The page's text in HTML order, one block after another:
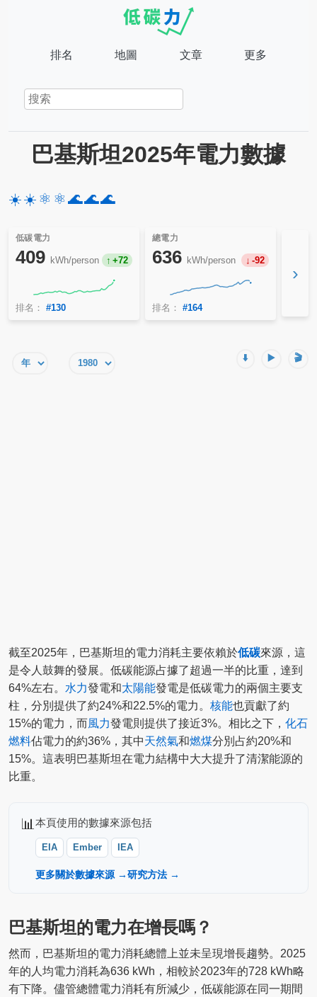
排名 地圖 文章 更多
巴基斯坦2025年電力數據
☀️☀️ ⚛️ ⚛️🌊🌊🌊
低碳電力
409 kWh/person +72
排名： #130
總電力
636 kWh/person -92
排名： #164
›
⬇️ ▶️ 🎬
截至2025年，巴基斯坦的電力消耗主要依賴於低碳來源，這
是令人鼓舞的發展。低碳能源占據了超過一半的比重，達到
64%左右。 水力發電和太陽能發電是低碳電力的兩個主要支
柱，分別提供了約24%和22.5%的電力。 核能也貢獻了約
15%的電力，而風力發電則提供了接近3%。相比之下， 化石
燃料佔電力的約36%，其中天然氣和燃煤分別占約20%和
15%。這表明巴基斯坦在電力結構中大大提升了清潔能源的
比重。
📊 本頁使用的數據來源包括
EIA Ember IEA
更多關於數據來源 →研究方法 →
巴基斯坦的電力在增長嗎？
然而，巴基斯坦的電力消耗總體上並未呈現增長趨勢。2025
年的人均電力消耗為636 kWh，相較於2023年的728 kWh略
有下降。儘管總體電力消耗有所減少，低碳能源在同一期間